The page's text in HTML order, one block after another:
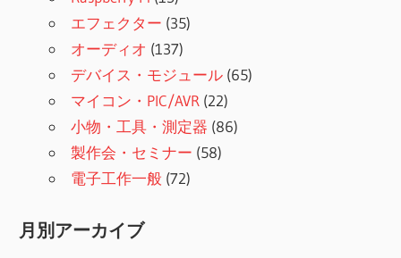
エフェクター (35)
オーディオ (137)
デバイス・モジュール (65)
マイコン・PIC/AVR (22)
小物・工具・測定器 (86)
製作会・セミナー (58)
電子工作一般 (72)
月別アーカイブ